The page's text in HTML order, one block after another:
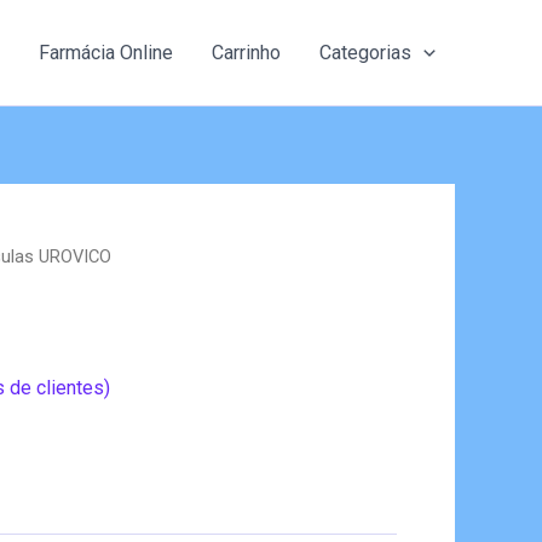
Farmácia Online Carrinho Categorias
UROVICO
de clientes)